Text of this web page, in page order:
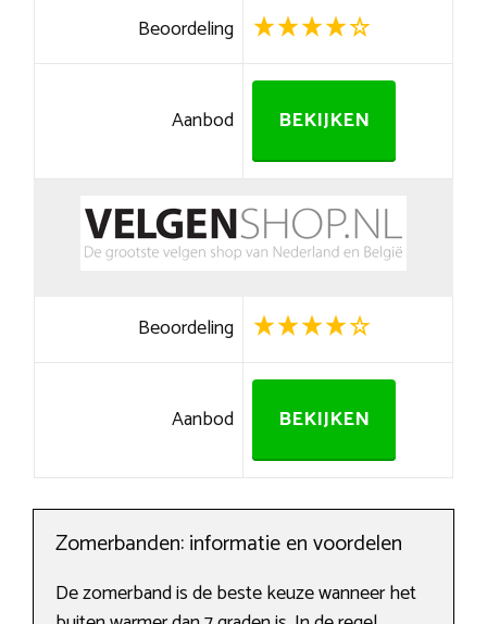
Beoordeling
Aanbod BEKIJKEN
Beoordeling
Aanbod BEKIJKEN
Zomerbanden: informatie en voordelen
De zomerband is de beste keuze wanneer het